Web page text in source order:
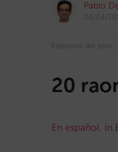
Pablo
04/04/
Etiquetes del post:
20
En español. In